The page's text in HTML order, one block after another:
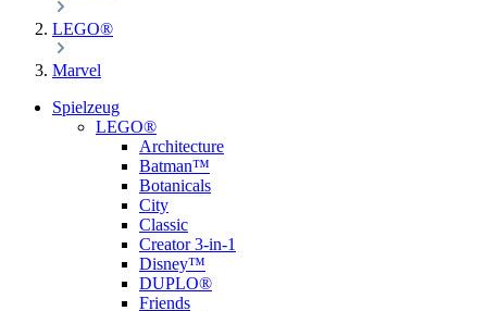
LEGO®
Marvel
Spielzeug
LEGO®
Architecture
Batman™
Botanicals
City
Classic
Creator 3-in-1
Disney™
DUPLO®
Friends